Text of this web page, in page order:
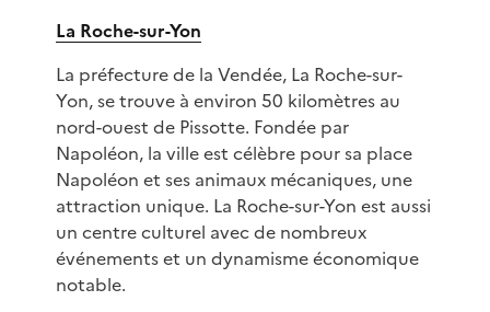
La Roche-sur-Yon
La préfecture de la Vendée, La Roche-sur-
Yon, se trouve à environ 50 kilomètres au
nord-ouest de Pissotte. Fondée par
Napoléon, la ville est célèbre pour sa place
Napoléon et ses animaux mécaniques, une
attraction unique. La Roche-sur-Yon est aussi
un centre culturel avec de nombreux
événements et un dynamisme économique
notable.